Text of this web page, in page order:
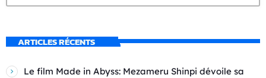
ARTICLES RÉCENTS
Le film Made in Abyss: Mezameru Shinpi dévoile sa